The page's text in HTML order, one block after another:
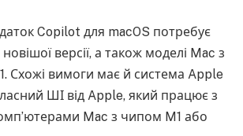
Copilot для macOS потребує
версії, а також моделі Mac з
Схожі вимоги має й система Apple
ШІ від Apple, який працює з
Mac з чипом M1 або